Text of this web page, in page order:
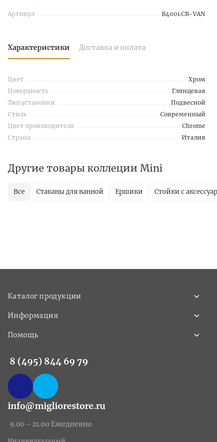
Артикул B4001.CR-VAN
Характеристики Доставка и оплата
Цвет
Хром
Поверхность
Глянцевая
Тип установки
Подвесной
Стиль
Современный
Цвет производителя
Chrome
Страна
Италия
Другие товары коллеции Mini
Все Стаканы для ванной Ершики Стойки с
Каталог продукции
Информация
Помощь
8 (495) 844 69 79
info@migliorestore.ru
9.00 - 21.00 Ежедневно